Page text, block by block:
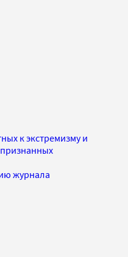
к экстремизму и
журнала